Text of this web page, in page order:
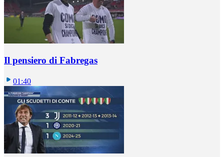
Il pensiero di Fabregas
01:40